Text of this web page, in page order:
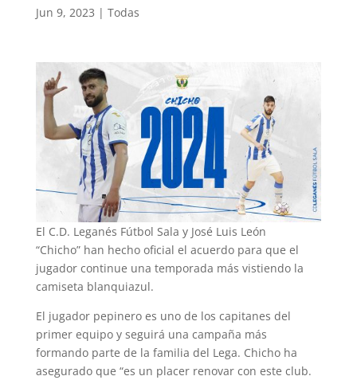
Jun 9, 2023 | Todas
El C.D. Leganés Fútbol Sala y José Luis León
“Chicho” han hecho oficial el acuerdo para que el
jugador continue una temporada más vistiendo la
camiseta blanquiazul.
El jugador pepinero es uno de los capitanes del
primer equipo y seguirá una campaña más
formando parte de la familia del Lega. Chicho ha
asegurado que “es un placer renovar con este club.